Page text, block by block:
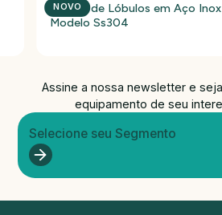
NOVO
Bomba de Lóbulos em Aço
Modelo Ss304
Assine a nossa newsletter e
equipamento de seu
Selecione seu Segmento